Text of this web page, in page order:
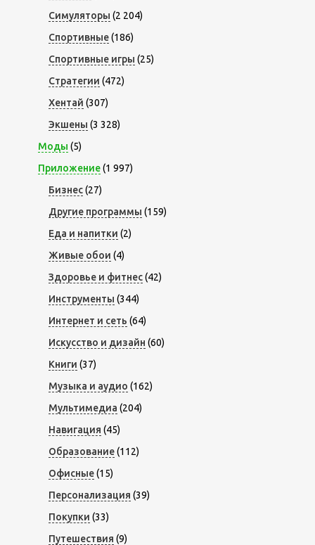
Симуляторы (2 204)
Спортивные(186)
Спортивные игры (25)
Стратегии (472)
Хентай (307)
Экшены (3 328)
Моды (5)
Приложение(1 997)
Бизнес(27)
Другие программы (159)
Еда и напитки (2)
Живые обои (4)
Здоровье и фитнес(42)
Инструменты (344)
Интернет и сеть (64)
Искусство и дизайн (60)
Книги (37)
Музыка и аудио (162)
Мультимедиа (204)
Навигация (45)
Образование(112)
Офисные(15)
Персонализация (39)
Покупки (33)
Путешествия (9)